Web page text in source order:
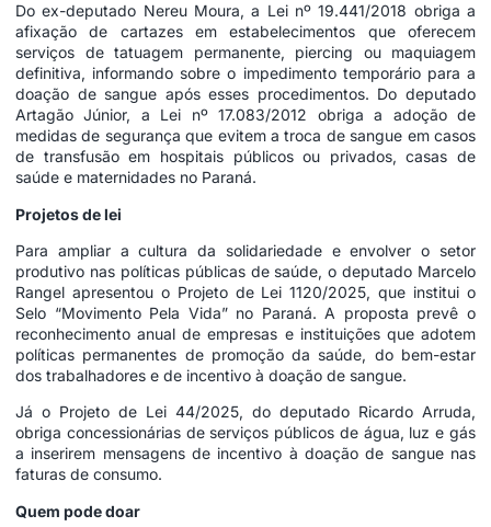
Do ex-deputado Nereu Moura, a Lei nº 19.441/2018 obriga a
afixação de cartazes em estabelecimentos que oferecem
serviços de tatuagem permanente, piercing ou maquiagem
definitiva, informando sobre o impedimento temporário para a
doação de sangue após esses procedimentos. Do deputado
Artagão Júnior, a Lei nº 17.083/2012 obriga a adoção de
medidas de segurança que evitem a troca de sangue em casos
de transfusão em hospitais públicos ou privados, casas de
saúde e maternidades no Paraná.
Projetos de lei
Para ampliar a cultura da solidariedade e envolver o setor
produtivo nas políticas públicas de saúde, o deputado Marcelo
Rangel apresentou o Projeto de Lei 1120/2025, que institui o
Selo “Movimento Pela Vida” no Paraná. A proposta prevê o
reconhecimento anual de empresas e instituições que adotem
políticas permanentes de promoção da saúde, do bem-estar
dos trabalhadores e de incentivo à doação de sangue.
Já o Projeto de Lei 44/2025, do deputado Ricardo Arruda,
obriga concessionárias de serviços públicos de água, luz e gás
a inserirem mensagens de incentivo à doação de sangue nas
faturas de consumo.
Quem pode doar